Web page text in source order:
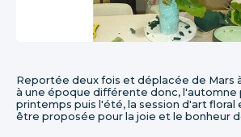
Reportée deux fois et déplacée de Mars
à une époque différente donc, l'automne
printemps puis l'été, la session d'art floral
être proposée pour la joie et le bonheur